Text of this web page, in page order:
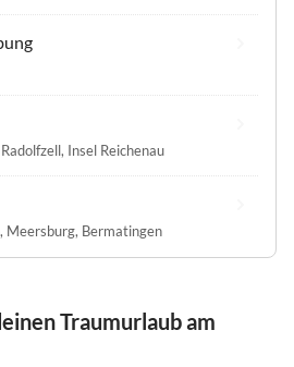
Radolfzell, Insel Reichenau
, Meersburg, Bermatingen
Traumurlaub am